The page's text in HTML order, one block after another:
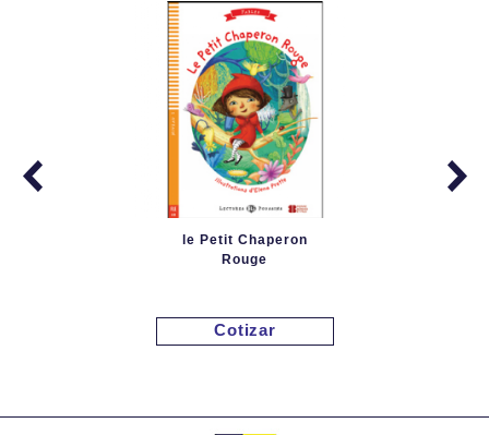
le Petit Chaperon
Rouge
Cotizar